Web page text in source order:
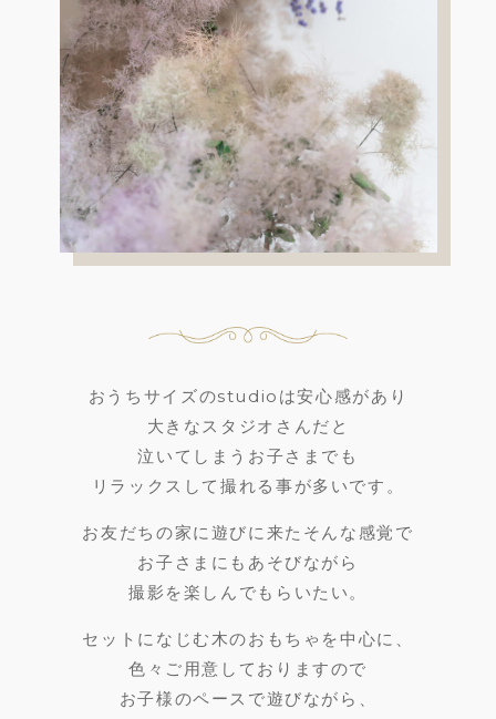
おうちサイズのstudioは安心感があり
大きなスタジオさんだと
泣いてしまうお子さまでも
リラックスして撮れる事が多いです。
お友だちの家に遊びに来たそんな感覚で
お子さまにもあそびながら
撮影を楽しんでもらいたい。
セットになじむ木のおもちゃを中心に、
色々ご用意しておりますので
お子様のペースで遊びながら、